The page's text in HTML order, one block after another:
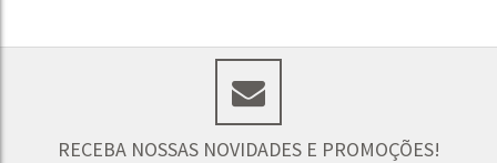
RECEBA NOSSAS NOVIDADES E PROMOÇÕES!